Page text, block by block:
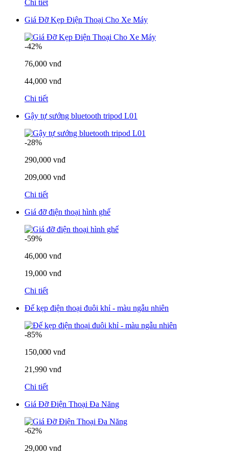
Chi tiết
Giá Đỡ Kẹp Điện Thoại Cho Xe Máy
-42%
76,000 vnđ
44,000 vnđ
Chi tiết
Gậy tự sướng bluetooth tripod L01
-28%
290,000 vnđ
209,000 vnđ
Chi tiết
Giá đỡ điện thoại hình ghế
-59%
46,000 vnđ
19,000 vnđ
Chi tiết
Đế kẹp điện thoại đuôi khỉ - màu ngẫu nhiên
-85%
150,000 vnđ
21,990 vnđ
Chi tiết
Giá Đỡ Điện Thoại Đa Năng
-62%
29,000 vnđ